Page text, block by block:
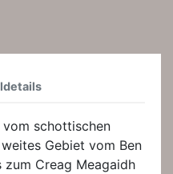
vom schottischen
Gebiet vom Ben
Creag Meagaidh